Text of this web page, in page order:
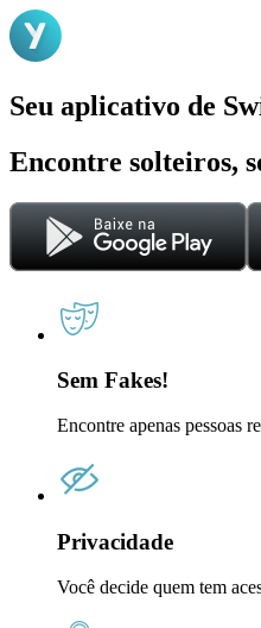
Seu aplicativo de
Encontre solteiros,
Sem Fakes!
Encontre apenas pessoas
Privacidade
Você decide quem tem